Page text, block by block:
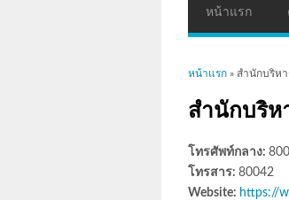
หน้าแรก
คุณอยู่ที่นี่
หน้าแรก » สำนักบริห
สำนักบริห
โทรศัพท์กลาง:
โทรสาร: 80042
Website: https://